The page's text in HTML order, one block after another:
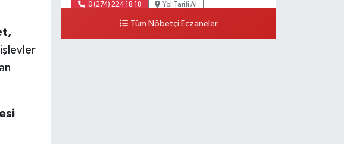
0 (274) 224 18 18 Yol Tarifi Al
Tüm Nöbetçi Eczaneler